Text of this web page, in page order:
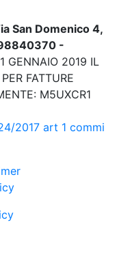
San Domenico 4,
-
GENNAIO 2019 IL
FATTURE
M5UXCR1
2017 art 1 commi